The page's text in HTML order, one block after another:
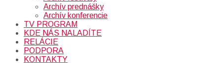
Archív prednášky
Archív konferencie
TV PROGRAM
KDE NÁS NALADÍTE
RELÁCIE
PODPORA
KONTAKTY